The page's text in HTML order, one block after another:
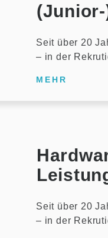
Seit über 20
– in der
MEHR
Seit über 20
– in der